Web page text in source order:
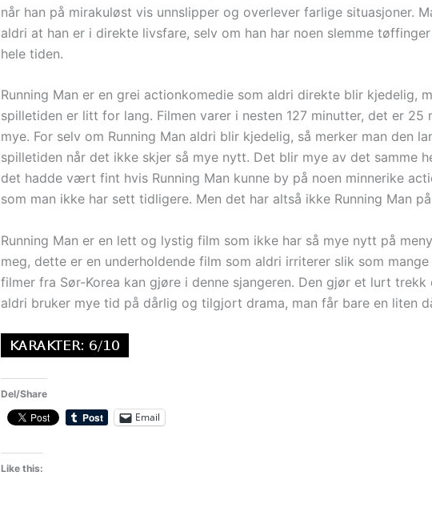
når han på mirakuløst vis unnslipper og overlever farlige situasjoner.
aldri at han er i direkte livsfare, selv om han har noen slemme
hele tiden.
Running Man er en grei actionkomedie som aldri direkte blir kjedelig,
spilletiden er litt for lang. Filmen varer i nesten 127 minutter, det er 25
mye. For selv om Running Man aldri blir kjedelig, så merker man den
spilletiden når det ikke skjer så mye nytt. Det blir mye av det samme
det hadde vært fint hvis Running Man kunne by på noen minnerike
som man ikke har sett tidligere. Men det har altså ikke Running Man
Running Man er en lett og lystig film som ikke har så mye nytt på
meg, dette er en underholdende film som aldri irriterer slik som mange
filmer fra Sør-Korea kan gjøre i denne sjangeren. Den gjør et lurt trekk
aldri bruker mye tid på dårlig og tilgjort drama, man får bare en liten
Del/Share
Email
Like this: